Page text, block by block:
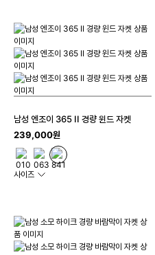
남성 엔조이 365 II 경량 윈드 자켓
239,000원
사이즈